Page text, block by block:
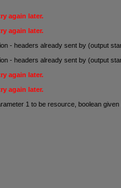
again later.
again later.
- headers already sent by (output
- headers already sent by (output
again later.
again later.
1 to be resource, boolean given